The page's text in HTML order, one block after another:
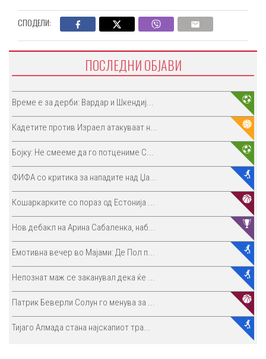
СПОДЕЛИ:
ПОСЛЕДНИ ОБЈАВИ
Време е за дерби: Вардар и Шкендиј...
Кадетите против Израел атакуваат н...
Бојку: Не смееме да го потцениме С...
ФИФА со критика за нападите над Џа...
Кошаркарките со пораз од Естонија ...
Нов дебакл на Арина Сабаленка, наб...
Емотивна вечер во Мајами: Де Пол п...
Непознат маж се заканувал дека ќе ...
Патрик Беверли Солун го менува за ...
Тијаго Алмада стана најскапиот тра...